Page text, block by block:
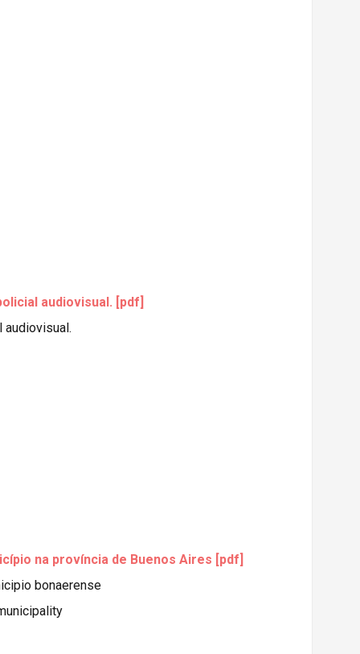
audiovisual. [pdf]
audiovisual.
na província de Buenos Aires [pdf]
bonaerense